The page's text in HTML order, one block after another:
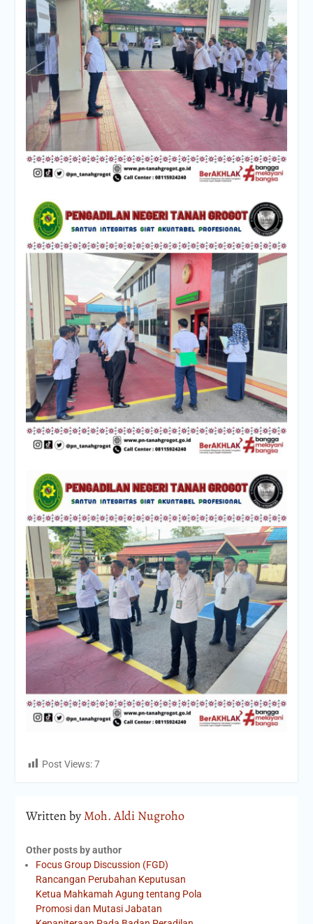
Post Views: 7
Written by Moh. Aldi Nugroho
Other posts by author
Focus Group Discussion (FGD)
Rancangan Perubahan Keputusan
Ketua Mahkamah Agung tentang Pola
Promosi dan Mutasi Jabatan